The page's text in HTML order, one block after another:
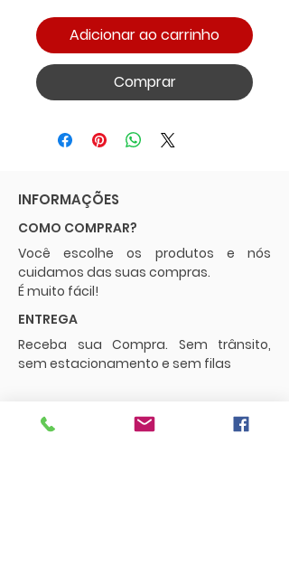
Adicionar ao carrinho
Comprar
INFORMAÇÕES
COMO COMPRAR?
Você escolhe os produtos e nós
cuidamos das suas compras.
É muito fácil!
ENTREGA
Receba sua Compra. Sem trânsito,
sem estacionamento e sem filas
POLÍTICAS